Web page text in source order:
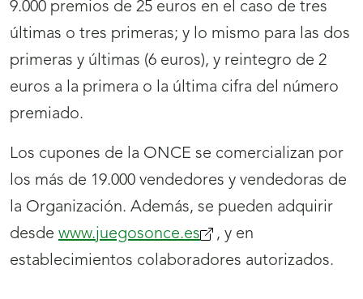
9.000 premios de 25 euros en el caso de tres
últimas o tres primeras; y lo mismo para las dos
primeras y últimas (6 euros), y reintegro de 2
euros a la primera o la última cifra del número
premiado.
Los cupones de la ONCE se comercializan por
los más de 19.000 vendedores y vendedoras de
la Organización. Además, se pueden adquirir
desde www.juegosonce.es(se
abrirá
, y en
establecimientos colaboradores autorizados.